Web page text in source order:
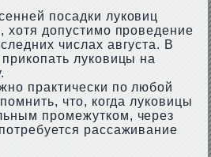
посадки луковиц
хотя допустимо проведение
числах августа. В
луковицы на
практически по любой
что, когда луковицы
промежутком, через
рассаживание